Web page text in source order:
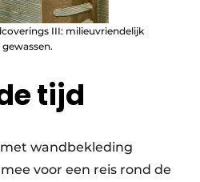
III: milieuvriendelijk
tijd
wandbekleding
voor een reis rond de